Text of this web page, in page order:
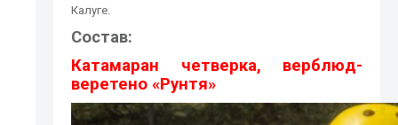
Калуге.
Состав:
Катамаран четверка, верблюд-
веретено «Рунтя»